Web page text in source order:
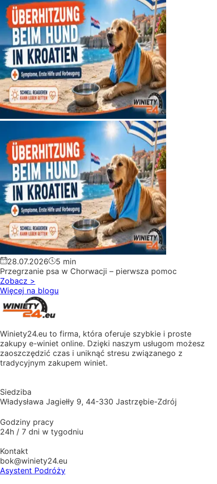
28.07.2026
5 min
Przegrzanie psa w Chorwacji – pierwsza pomoc
Zobacz >
Więcej na blogu
Winiety24.eu to firma, która oferuje szybkie i proste
zakupy e-winiet online. Dzięki naszym usługom możesz
zaoszczędzić czas i uniknąć stresu związanego z
tradycyjnym zakupem winiet.
Siedziba
Władysława Jagiełły 9, 44-330 Jastrzębie-Zdrój
Godziny pracy
24h / 7 dni w tygodniu
Kontakt
bok@winiety24.eu
Asystent Podróży